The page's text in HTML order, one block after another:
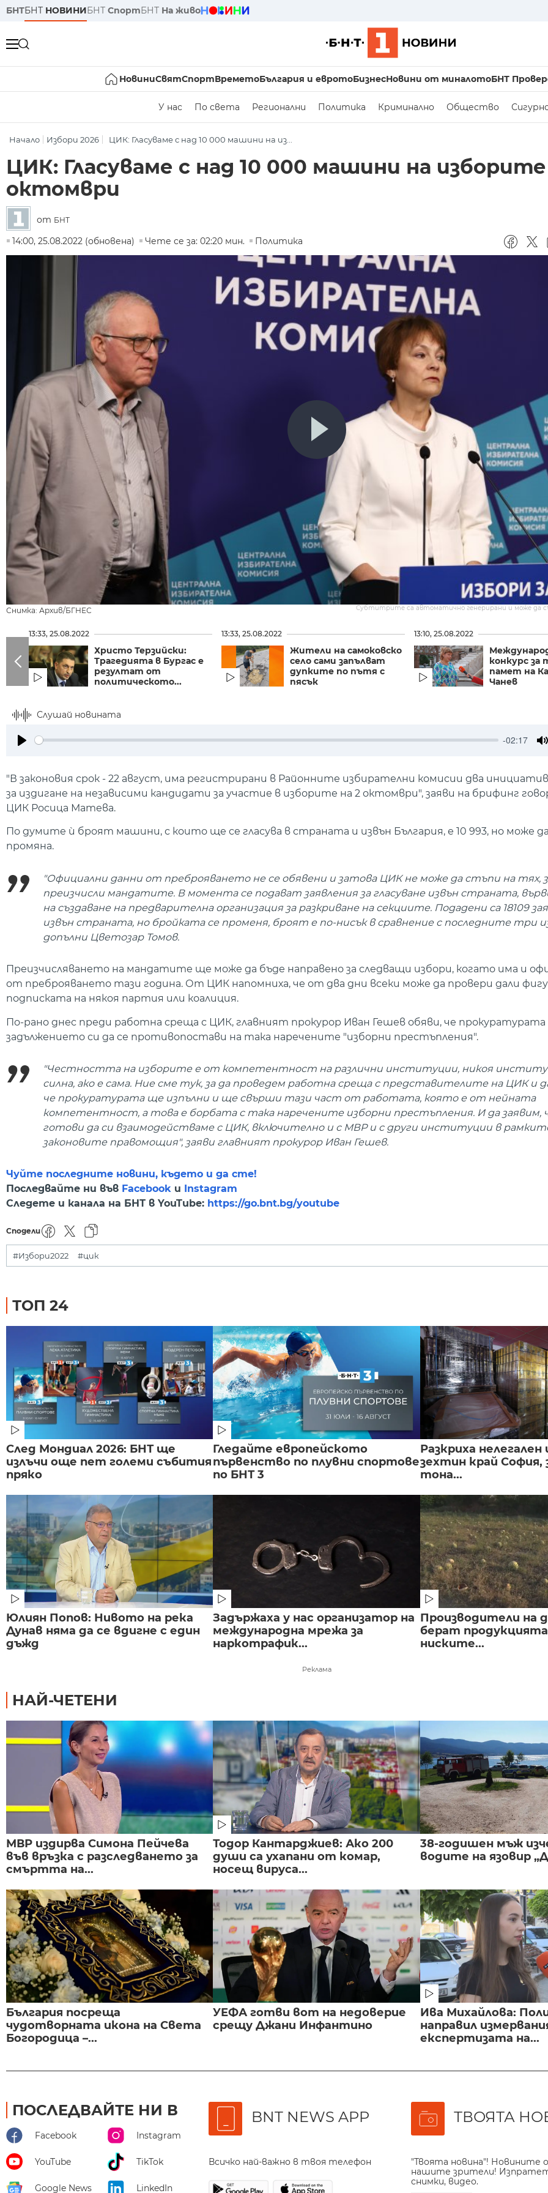
БНТБНТ НОВИНИБНТ СпортБНТ На живо
НовиниСвятСпортВреметоБългария и евротоБизнесНовини от миналотоБНТ
У нас По света Регионални Политика Криминално Общество
Начало Избори 2026 ЦИК: Гласуваме с над 10 000 машини на из...
ЦИК: Гласуваме с над 10 000 машини на изборите
октомври
от БНТ
14:00, 25.08.2022 (обновена)
Чете се за: 02:20 мин. Политика
Снимка: Архив/БГНЕС Субтитрите са автоматично генерирани и може да
13:33, 25.08.2022
Христо Терзийски:
Трагедията в Бургас е
резултат от
политическото...
13:33, 25.08.2022
Жители на самоковско
село сами запълват
дупките по пътя с
пясък
13:10, 25.08.2022
конкурс за
памет на
Чанев
Слушай новината
-02:17
"В законовия срок - 22 август, има регистрирани в Районните избирателни комисии два
за издигане на независими кандидати за участие в изборите на 2 октомври", заяви на брифинг
ЦИК Росица Матева.
По думите ѝ броят машини, с които ще се гласува в страната и извън България, е 10 993, но може
промяна.
"Официални данни от преброяването не се обявени и затова ЦИК не може да стъпи на тях,
преизчисли мандатите. В момента се подават заявления за гласуване извън страната,
на създаване на предварителна организация за разкриване на секциите. Подадени са 18109
извън страната, но бройката се променя, броят е по-нисък в сравнение с последните три
допълни Цветозар Томов.
Преизчисляването на мандатите ще може да бъде направено за следващи избори, когато има и
от преброяването тази година. От ЦИК напомниха, че от два дни всеки може да провери дали
подписката на някоя партия или коалиция.
По-рано днес преди работна среща с ЦИК, главният прокурор Иван Гешев обяви, че
задължението си да се противопостави на така наречените "изборни престъпления".
"Честността на изборите е от компетентност на различни институции, никоя
силна, ако е сама. Ние сме тук, за да проведем работна среща с представителите на ЦИК и
че прокуратурата ще изпълни и ще свърши тази част от работата, която е от нейната
компетентност, а това е борбата с така наречените изборни престъпления. И да заявим,
готови да си взаимодействаме с ЦИК, включително и с МВР и с други институции в
законовите правомощия", заяви главният прокурор Иван Гешев.
Чуйте последните новини, където и да сте!
Последвайте ни във Facebook и
Instagram
Следете и канала на БНТ в YouTube: https://go.bnt.bg/youtube
Сподели
#Избори2022 #цик
ТОП 24
След Мондиал 2026: БНТ ще
излъчи още пет големи събития
пряко
Гледайте европейското
първенство по плувни спортове
по БНТ 3
Разкриха нелегален
зехтин край София,
тона...
Юлиян Попов: Нивото на река
Дунав няма да се вдигне с един
дъжд
Задържаха у нас организатор на
международна мрежа за
наркотрафик...
Производители на
берат продукцията
ниските...
Реклама
НАЙ-ЧЕТЕНИ
МВР издирва Симона Пейчева
във връзка с разследването за
смъртта на...
Тодор Кантарджиев: Ако 200
души са ухапани от комар,
носещ вируса...
38-годишен мъж
водите на язовир
България посреща
чудотворната икона на Света
Богородица –...
УЕФА готви вот на недоверие
срещу Джани Инфантино
Ива Михайлова:
направил
експертизата на...
ПОСЛЕДВАЙТЕ НИ В
Facebook Instagram
YouTube TikTok
Google News LinkedIn
BNT NEWS APP
Всичко най-важно в твоя телефон
ТВОЯТА
"Твоята новина"! Новините
нашите зрители!
снимки, видео.